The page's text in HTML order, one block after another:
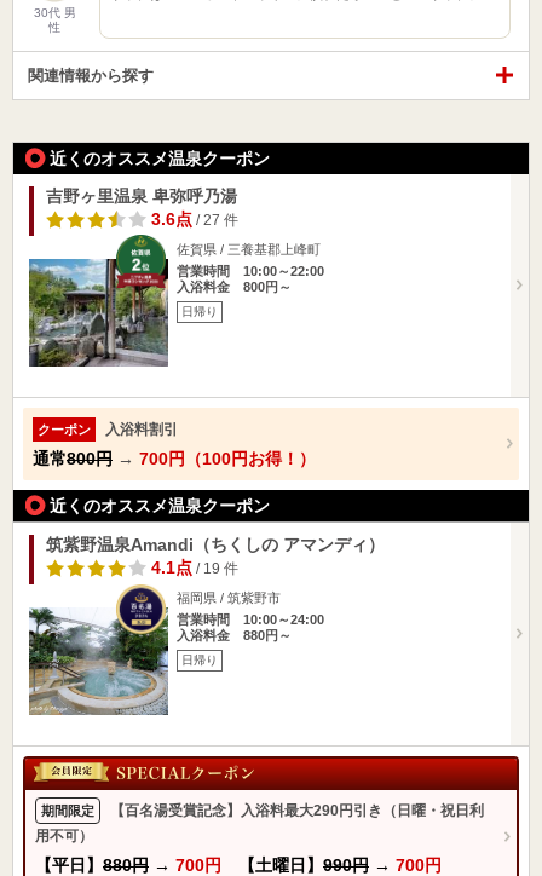
30代 男
性
関連情報から探す
近くのオススメ温泉クーポン
吉野ヶ里温泉 卑弥呼乃湯
3.6点/ 27 件
佐賀県 / 三養基郡上峰町
営業時間 10:00～22:00
入浴料金 800円～
日帰り
クーポン 入浴料割引
通常800円 → 700円（100円お得！）
近くのオススメ温泉クーポン
筑紫野温泉Amandi（ちくしの アマンディ）
4.1点/ 19 件
福岡県 / 筑紫野市
営業時間 10:00～24:00
入浴料金 880円～
日帰り
期間限定
【百名湯受賞記念】入浴料最大290円引き（日曜・祝日利
用不可）
【平日】 880円 → 700円 【土曜日】 990円 → 700円